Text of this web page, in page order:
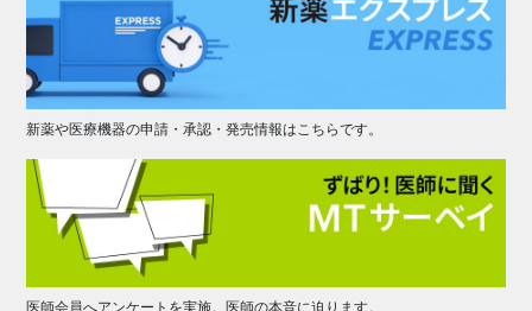
新薬や医療機器の申請・承認・発売情報はこちらです。
医師会員へアンケートを実施。医師の本音に迫ります。